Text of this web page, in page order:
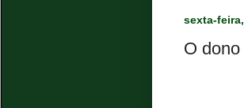
sexta-
O